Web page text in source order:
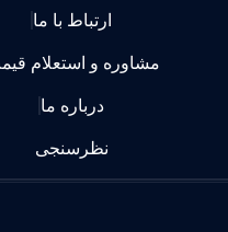
ارتباط با ما
مشاوره و استعلام قیمت
درباره ما
نظرسنجی